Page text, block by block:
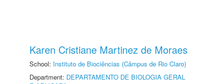
Karen Cristiane Martinez de Moraes
School: Instituto de Biociências (Câmpus de Rio Claro)
Department: DEPARTAMENTO DE BIOLOGIA GERAL